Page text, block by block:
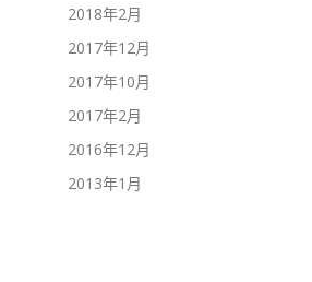
2018年2月
2017年12月
2017年10月
2017年2月
2016年12月
2013年1月